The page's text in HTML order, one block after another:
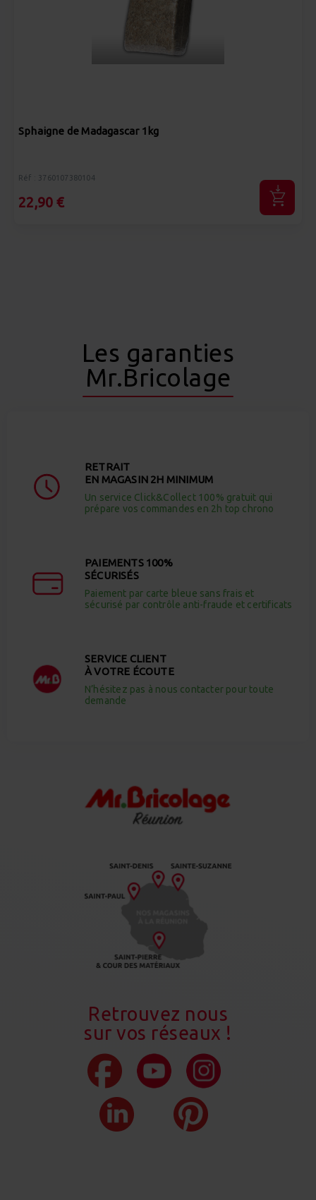
Sphaigne de Madagascar 1kg
Réf : 3760107380104
22,90 €
Les garanties
Mr.Bricolage
RETRAIT
EN MAGASIN 2H MINIMUM
Un service Click&Collect 100% gratuit qui
prépare vos commandes en 2h top chrono
PAIEMENTS 100%
SÉCURISÉS
Paiement par carte bleue sans frais et
sécurisé par contrôle anti-fraude et certificats
SERVICE CLIENT
À VOTRE ÉCOUTE
N’hésitez pas à nous contacter pour toute
demande
Retrouvez nous
sur vos réseaux !